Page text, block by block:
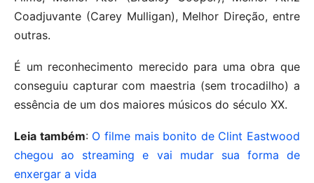
Coadjuvante (Carey Mulligan), Melhor Direção, entre
outras.
É um reconhecimento merecido para uma obra que
conseguiu capturar com maestria (sem trocadilho) a
essência de um dos maiores músicos do século XX.
Leia também: O filme mais bonito de Clint Eastwood
chegou ao streaming e vai mudar sua forma de
enxergar a vida